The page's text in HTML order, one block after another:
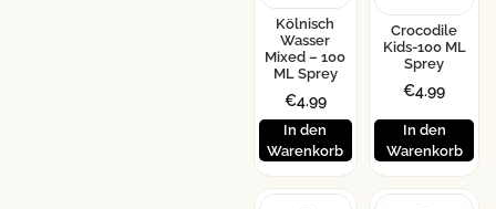
Kölnisch
Wasser
Mixed – 100
ML Sprey
€4.99
In den
Warenkorb
Crocodile
Kids-100 ML
Sprey
€4.99
In den
Warenkorb